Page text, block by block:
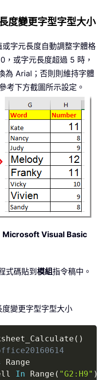
度變更字型字型大小
字元長度自動調整字體格
或字元長度超過 5 時，
為 Arial；否則則維持字體
下方截圖所示設定。
Microsoft Visual Basic
式碼貼到模組指令稿中。
變更字型字型大小
( )
Range
In Range ( "G2:H9" )
Copy